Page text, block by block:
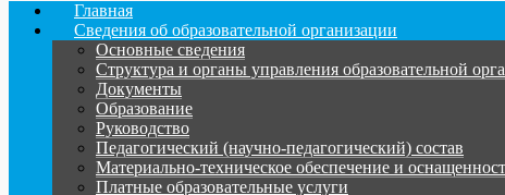
Главная
Сведения об образовательной организации
Основные сведения
Структура и органы управления образовательной
Документы
Образование
Руководство
Педагогический (научно-педагогический) состав
Материально-техническое обеспечение и
Платные образовательные услуги